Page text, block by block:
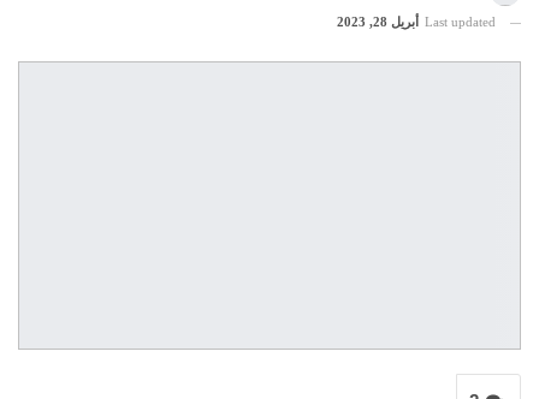
Last updated أبريل 28, 2023